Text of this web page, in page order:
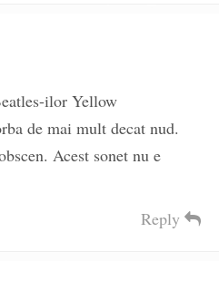
ilor Yellow
de mai mult decat nud.
Acest sonet nu e
Reply